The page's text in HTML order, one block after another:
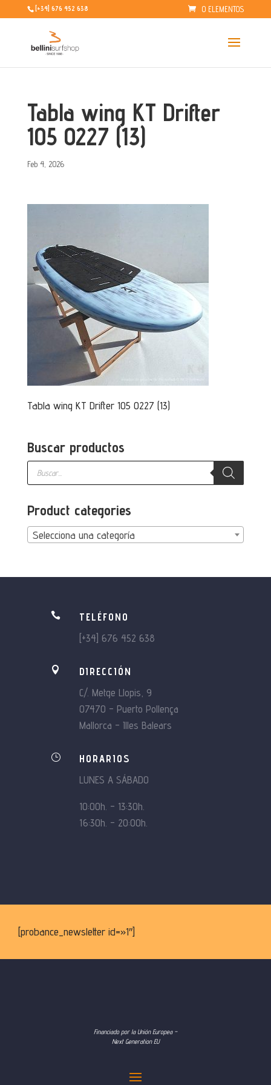
[+34] 676 452 638 0 ELEMENTOS
Tabla wing KT Drifter
105 0227 (13)
Feb 4, 2026
Tabla wing KT Drifter 105 0227 (13)
Buscar productos
Búsqueda
productos
Product categories
Selecciona una categoría

TELÉFONO
[+34] 676 452 638

DIRECCIÓN
C/. Metge Llopis, 9
07470 – Puerto Pollença
Mallorca – Illes Balears
}
HORARIOS
LUNES A SÁBADO
10:00h. – 13:30h.
16:30h. – 20:00h.
[probance_newsletter id=»1″]
Financiado por la Unión Europea –
Next Generation EU